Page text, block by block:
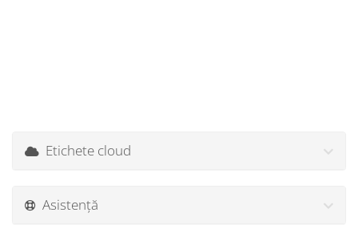
Etichete cloud
Asistență